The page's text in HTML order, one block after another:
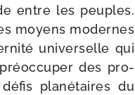
entre les peuples.
moyens modernes
uni­ver­selle qui
des pro­
pla­né­taires du